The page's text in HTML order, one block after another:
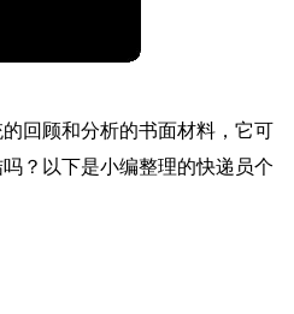
回顾和分析的书面材料，它可
？以下是小编整理的快递员个